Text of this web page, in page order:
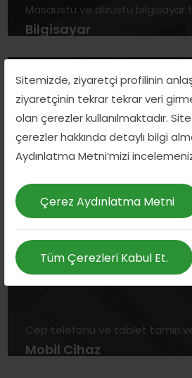
Sitemizde, ziyaretçi profilinin
ziyaretçinin tekrar tekrar veri
olan çerezler kullanılmaktadır.
çerezler hakkında detaylı bilgi
Aydınlatma Metni’mizi
Çerez Aydınlatma Metni
Tüm Çerezleri Kabul Et.
Masaüstü ve dizüstü bilgisayar
Bilgisayar
Cep telefonu ve tablet tamiri
Mobil Cihaz